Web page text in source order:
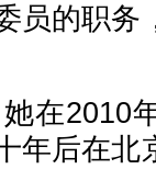
员的职务
在2010
年后在北